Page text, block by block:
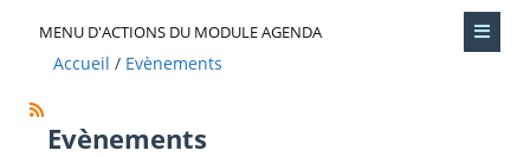
MENU D'ACTIONS DU MODULE AGENDA
Accueil Evènements
Evènements